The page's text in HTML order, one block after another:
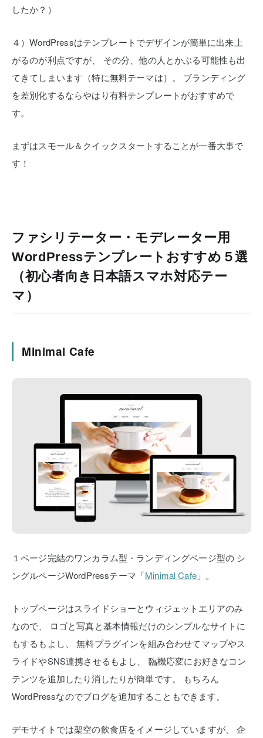
したか？）
４）WordPressはテンプレートでデザインが簡単に出来上
がるのが利点ですが、
その分、他の人とかぶる可能性も出
てきてしまいます（特に無料テーマは）。
ブランディング
を差別化するならやはり有料テンプレートがおすすめで
す。
まずはスモール＆クイックスタートすることが一番大事で
す！
ファシリテーター・モデレーター用
WordPressテンプレートおすすめ５選
（初心者向き日本語スマホ対応テー
マ）
Minimal Cafe
１ページ完結のワンカラム型・ランディングページ型の シ
ングルページWordPressテーマ「Minimal Cafe」。
トップページはスライドショーとウィジェットエリアのみ
なので、
ロゴと写真と基本情報だけのシンプルなサイトに
もするもよし、
無料プラグインを組み合わせてマップやス
ライドやSNS連携させるもよし、
臨機応変にお好きなコン
テンツを追加したり消したりが簡単です。
もちろん
WordPressなのでブログを追加することもできます。
デモサイトでは架空の飲食店をイメージしていますが、 企